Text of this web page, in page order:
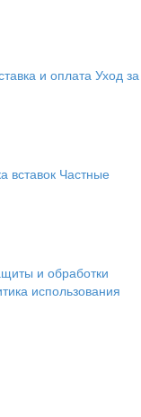
и оплата Уход за
вставок Частные
и обработки
использования